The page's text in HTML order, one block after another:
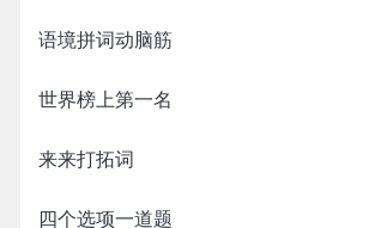
语境拼词动脑筋
世界榜上第一名
来来打拓词
四个选项一道题